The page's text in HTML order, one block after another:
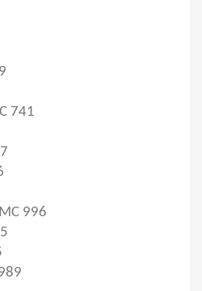
741
996